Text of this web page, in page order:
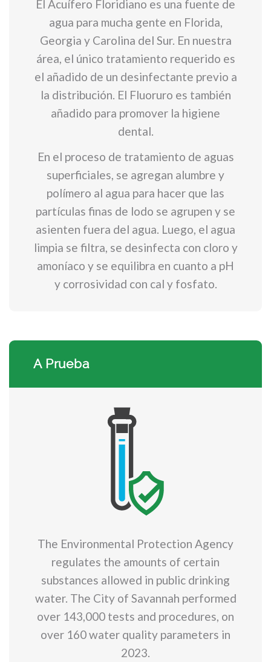
El Acuífero Floridiano es una fuente de
agua para mucha gente en Florida,
Georgia y Carolina del Sur. En nuestra
área, el único tratamiento requerido es
el añadido de un desinfectante previo a
la distribución. El Fluoruro es también
añadido para promover la higiene
dental.
En el proceso de tratamiento de aguas
superficiales, se agregan alumbre y
polímero al agua para hacer que las
partículas finas de lodo se agrupen y se
asienten fuera del agua. Luego, el agua
limpia se filtra, se desinfecta con cloro y
amoníaco y se equilibra en cuanto a pH
y corrosividad con cal y fosfato.
A Prueba
The Environmental Protection Agency
regulates the amounts of certain
substances allowed in public drinking
water. The City of Savannah performed
over 143,000 tests and procedures, on
over 160 water quality parameters in
2023.